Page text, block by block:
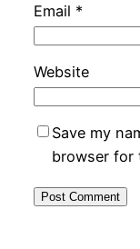
Email *
Website
Save my
browser for